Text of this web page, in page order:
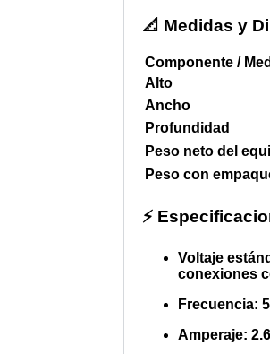
📐 Medidas y
Componente /
Alto
Ancho
Profundidad
Peso neto del
Peso con
⚡
Voltaje
conexiones
Frecuencia:
Amperaje: